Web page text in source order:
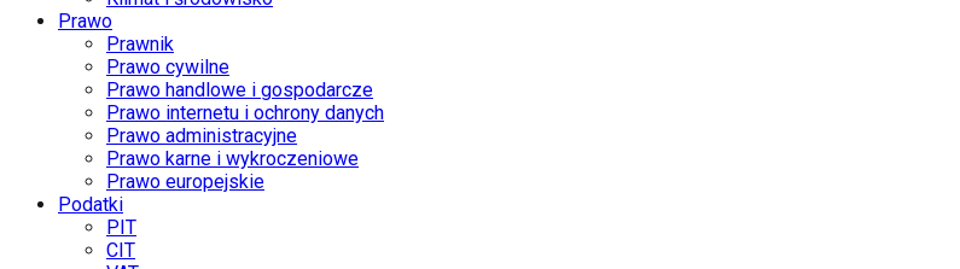
Prawo
Prawnik
Prawo cywilne
Prawo handlowe i gospodarcze
Prawo internetu i ochrony danych
Prawo administracyjne
Prawo karne i wykroczeniowe
Prawo europejskie
Podatki
PIT
CIT